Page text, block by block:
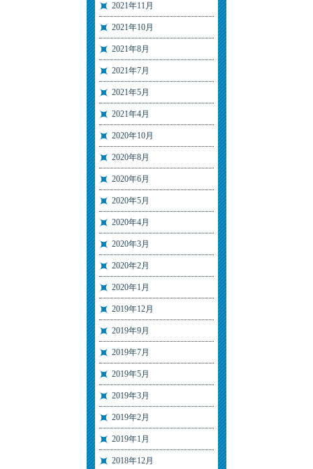
2021年11月
2021年10月
2021年8月
2021年7月
2021年5月
2021年4月
2020年10月
2020年8月
2020年6月
2020年5月
2020年4月
2020年3月
2020年2月
2020年1月
2019年12月
2019年9月
2019年7月
2019年5月
2019年3月
2019年2月
2019年1月
2018年12月